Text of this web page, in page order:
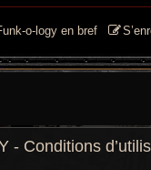
o-logy en bref
- Conditions